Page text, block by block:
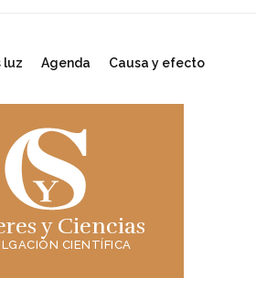
luz Agenda Causa y efecto
y Ciencias
CIENTÍFICA